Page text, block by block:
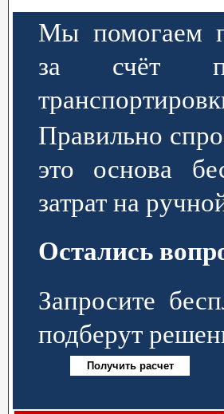
Мы помогаем
за счёт
Правильно
это основа
затрат на
Остались
Запросите
подберут